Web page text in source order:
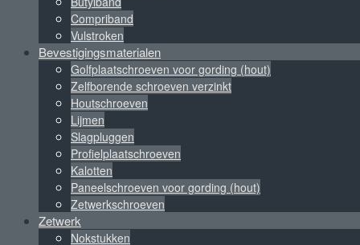
Compriband
Vulstroken
Bevestigingsmaterialen
Golfplaatschroeven voor gording (hout)
Zelfborende schroeven verzinkt
Houtschroeven
Lijmen
Slagpluggen
Profielplaatschroeven
Kalotten
Paneelschroeven voor gording (hout)
Zetwerkschroeven
Zetwerk
Nokstukken